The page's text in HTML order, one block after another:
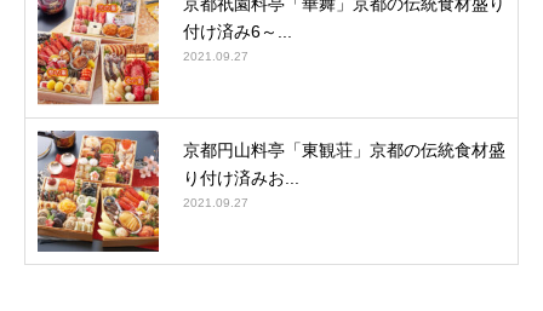
京都祇園料亭「華舞」京都の伝統食材盛り
付け済み6～...
2021.09.27
京都円山料亭「東観荘」京都の伝統食材盛
り付け済みお...
2021.09.27